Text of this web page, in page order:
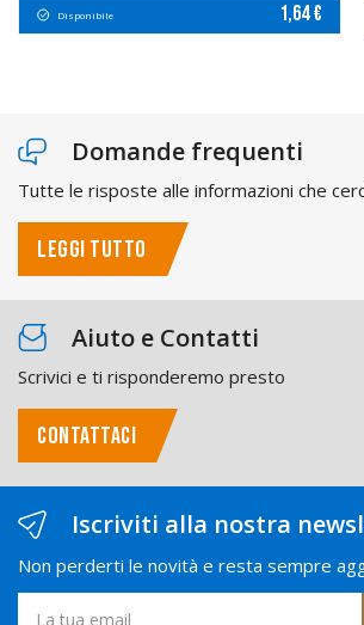
Disponibile 1,64 €
Domande frequenti
Tutte le risposte alle informazioni che
LEGGI TUTTO
Aiuto e Contatti
Scrivici e ti risponderemo presto
CONTATTACI
Iscriviti alla nostra
Non perderti le novità e resta sempre